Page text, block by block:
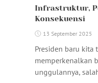
Infrastruktur,
Konsekuensi
13 September 2025
Presiden baru kita
memperkenalkan
unggulannya,